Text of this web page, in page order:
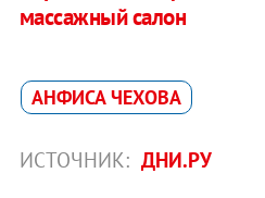
массажный салон
АНФИСА ЧЕХОВА
ИСТОЧНИК: ДНИ.РУ